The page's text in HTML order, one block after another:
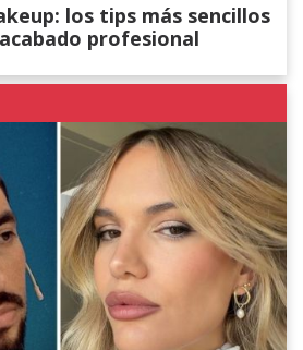
los tips más sencillos
profesional